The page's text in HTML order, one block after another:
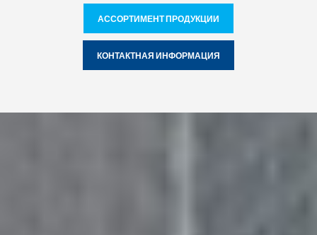
АССОРТИМЕНТ ПРОДУКЦИИ
КОНТАКТНАЯ ИНФОРМАЦИЯ